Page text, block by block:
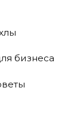
бизнеса